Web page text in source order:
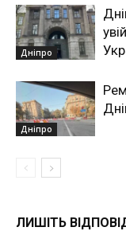
Дніпро
Дніпро
ЛИШІТЬ